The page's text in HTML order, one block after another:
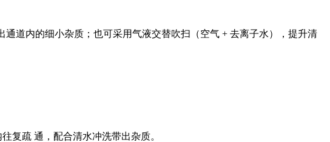
道内的细小杂质；也可采用气液交替吹扫（空气 + 去离子水），提升清
复疏 通，配合清水冲洗带出杂质。